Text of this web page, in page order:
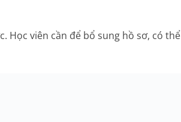
Học viên cần để bổ sung hồ sơ, có thể